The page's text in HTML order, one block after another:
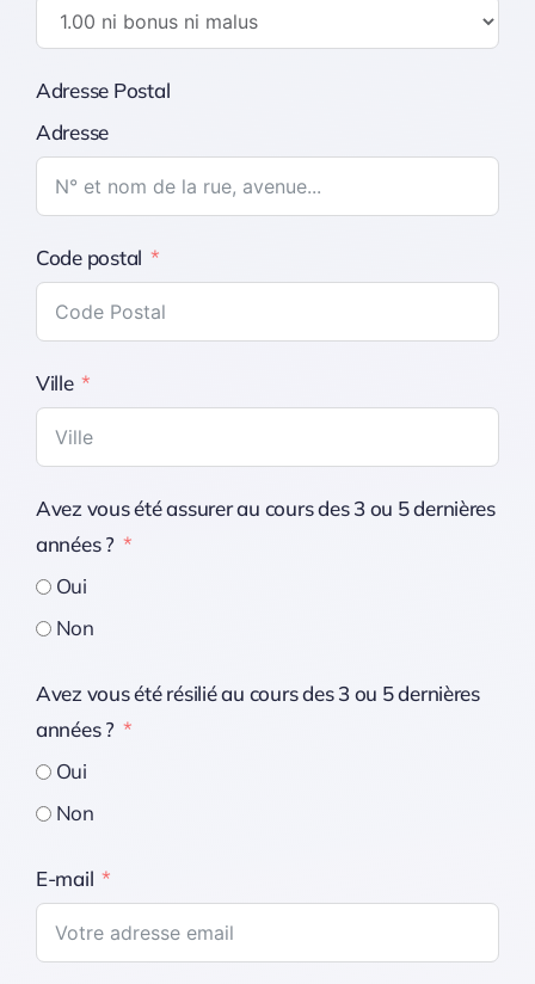
Adresse Postal
Adresse
Code postal
Ville
Avez vous été assurer au cours des 3 ou 5 dernières
années ?
Oui
Non
Avez vous été résilié au cours des 3 ou 5 dernières
années ?
Oui
Non
E-mail